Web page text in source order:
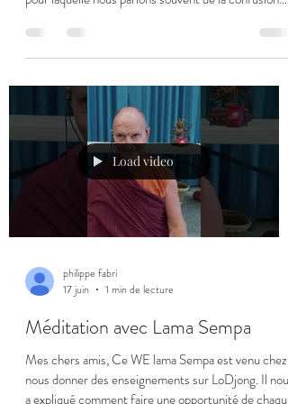
deux prochaines semaines il n'y aura pas de
méditation. Je ferai un post et un mail pour vous
ma profonde amitié pour vous tous. Philippe
Load video
philippe fabri
17 juin
1 min de lecture
Méditation avec Lama Sempa
Mes chers amis, Ce WE lama Sempa est venu chez
nous donner des enseignements sur LoDjong. Il nous
a expliqué comment faire une opportunité de chaque